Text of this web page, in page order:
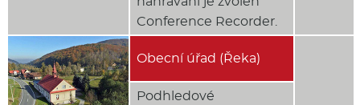
Conference Recorder.
Obecní úřad (Řeka)
Podhledové